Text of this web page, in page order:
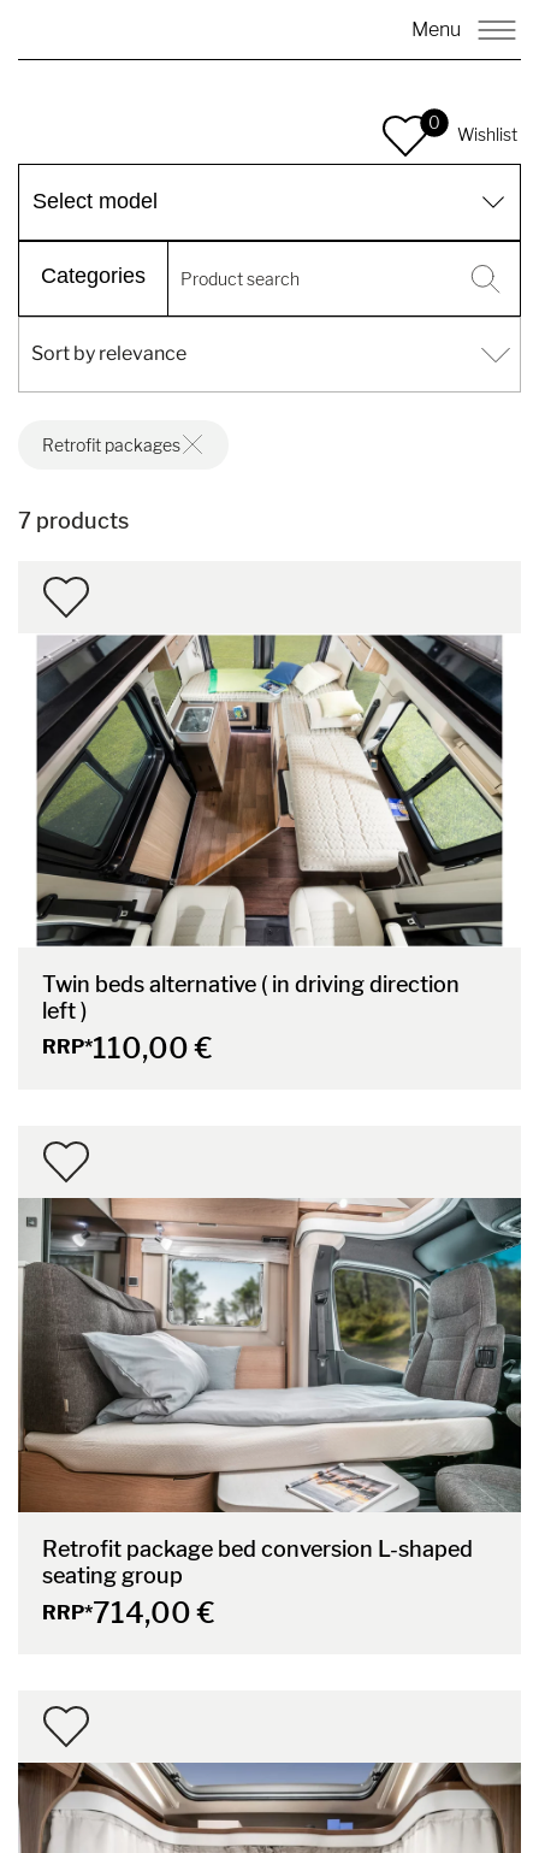
Menu
Select model
Categories
0
Wishlist
Retrofit packages
7 products
Twin beds alternative ( in driving direction
left )
RRP*110,00 €
Retrofit package bed conversion L-shaped
seating group
RRP*714,00 €